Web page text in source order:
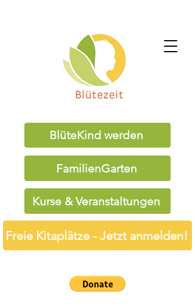
BlüteKind werden
FamilienGarten
Kurse & Veranstaltungen
Freie Kitaplätze - Jetzt anmelden!